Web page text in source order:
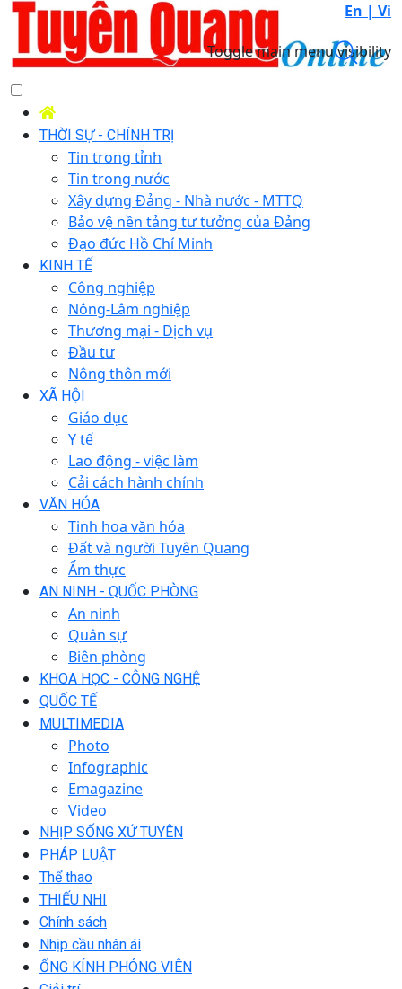
En | Vi
Toggle main menu visibility
THỜI SỰ - CHÍNH TRỊ
Tin trong tỉnh
Tin trong nước
Xây dựng Đảng - Nhà nước - MTTQ
Bảo vệ nền tảng tư tưởng của Đảng
Đạo đức Hồ Chí Minh
KINH TẾ
Công nghiệp
Nông-Lâm nghiệp
Thương mại - Dịch vụ
Đầu tư
Nông thôn mới
XÃ HỘI
Giáo dục
Y tế
Lao động - việc làm
Cải cách hành chính
VĂN HÓA
Tinh hoa văn hóa
Đất và người Tuyên Quang
Ẩm thực
AN NINH - QUỐC PHÒNG
An ninh
Quân sự
Biên phòng
KHOA HỌC - CÔNG NGHỆ
QUỐC TẾ
MULTIMEDIA
Photo
Infographic
Emagazine
Video
NHỊP SỐNG XỨ TUYÊN
PHÁP LUẬT
Thể thao
THIẾU NHI
Chính sách
Nhịp cầu nhân ái
ỐNG KÍNH PHÓNG VIÊN